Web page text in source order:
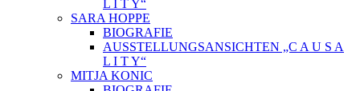
L I T Y“
SARA HOPPE
BIOGRAFIE
AUSSTELLUNGSANSICHTEN „C A U S A
L I T Y“
MITJA KONIC